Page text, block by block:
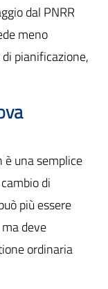
dal PNRR
meno
pianificazione,
è una semplice
di
più essere
deve
ordinaria